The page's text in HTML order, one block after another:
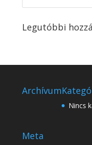
Legutóbbi
Archívum
Nincs
Meta